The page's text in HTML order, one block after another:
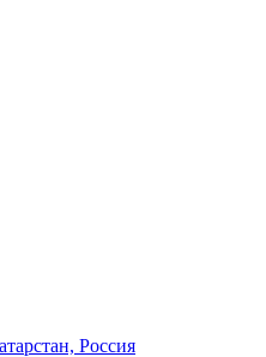
Россия